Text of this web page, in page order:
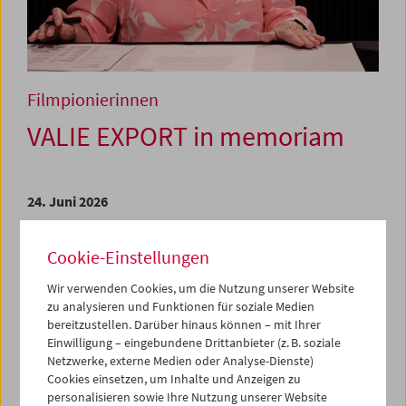
Filmpionierinnen
VALIE EXPORT in memoriam
24. Juni 2026
Werkstattgespräch in unsererFilmpionierinnen
Arbeitsbiografie zu sprechen. Aus dem traurigen Anlass des
Ablebens von VALIE EXPORT werden wir in einer In-
memoriam-Veranstaltung an die Künstlerin erinnern, die
seit 1966 ein Werk von existenzieller Schlagkraft erschaffen
hat.
Cookie-Einstellungen
Wir verwenden Cookies, um die Nutzung unserer Website
zu analysieren und Funktionen für soziale Medien
bereitzustellen. Darüber hinaus können – mit Ihrer
Einwilligung – eingebundene Drittanbieter (z. B. soziale
Netzwerke, externe Medien oder Analyse-Dienste)
Cookies einsetzen, um Inhalte und Anzeigen zu
personalisieren sowie Ihre Nutzung unserer Website